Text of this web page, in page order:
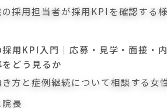
用KPI入門｜応募・見学・面接・内
どう見るか